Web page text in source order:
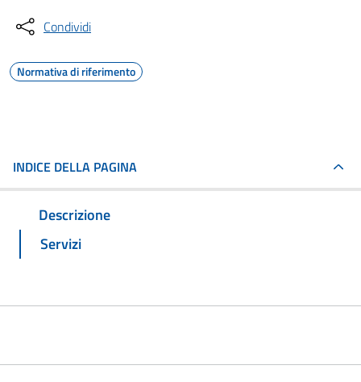
Condividi
Normativa di riferimento
INDICE DELLA PAGINA
Descrizione
Servizi